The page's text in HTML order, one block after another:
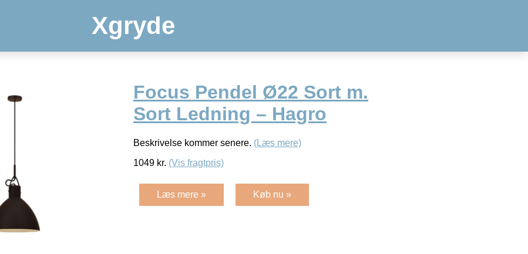
Xgryde
Focus Pendel Ø22 Sort m.
Sort Ledning – Hagro
Beskrivelse kommer senere. (Læs mere)
1049 kr. (Vis fragtpris)
Læs mere » Køb nu »